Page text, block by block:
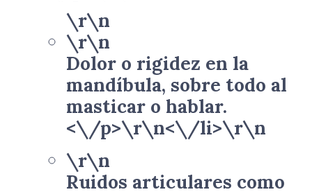
\r\n
\r\n
Dolor o rigidez en la
mandíbula, sobre todo al
masticar o hablar.
<\/p>\r\n<\/li>\r\n
\r\n
Ruidos articulares como